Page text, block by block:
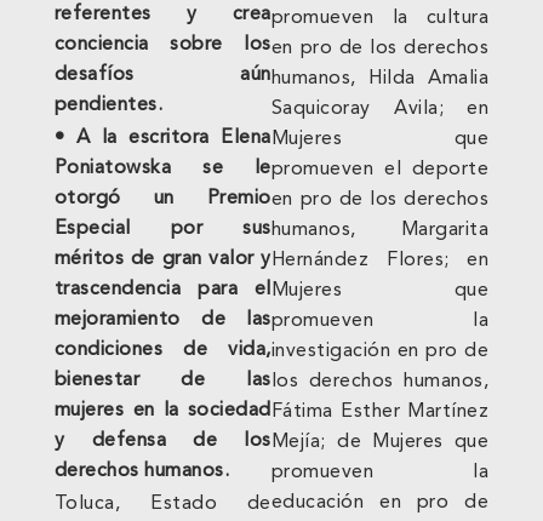
referentes y crea
conciencia sobre los
desafíos aún
pendientes.
• A la escritora Elena
Poniatowska se le
otorgó un Premio
Especial por sus
méritos de gran valor y
trascendencia para el
mejoramiento de las
condiciones de vida,
bienestar de las
mujeres en la sociedad
y defensa de los
derechos humanos.
Toluca, Estado de
promueven la cultura
en pro de los derechos
humanos, Hilda Amalia
Saquicoray Avila; en
Mujeres que
promueven el deporte
en pro de los derechos
humanos, Margarita
Hernández Flores; en
Mujeres que
promueven la
investigación en pro de
los derechos humanos,
Fátima Esther Martínez
Mejía; de Mujeres que
promueven la
educación en pro de